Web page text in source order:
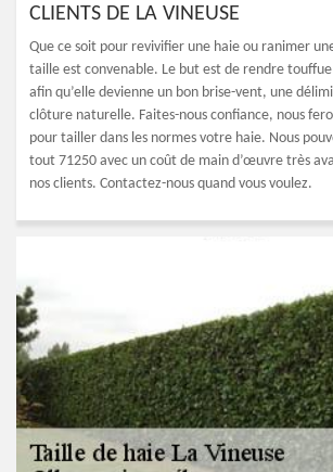
CLIENTS DE LA VINEUSE
Que ce soit pour revivifier une haie ou ranimer
taille est convenable. Le but est de rendre
afin qu’elle devienne un bon brise-vent, une
clôture naturelle. Faites-nous confiance, nous
pour tailler dans les normes votre haie. Nous
tout 71250 avec un coût de main d’œuvre très
nos clients. Contactez-nous quand vous voulez.